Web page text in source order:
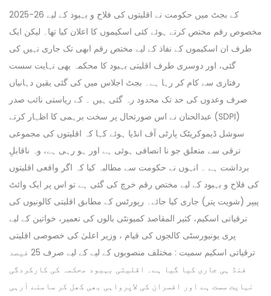
2025-26 کے بجٹ میں حکومت نے اقلیتوں کی فلاح و بہبود کے لیے
مخصوص رقم مختص کرتے ہوئے کئی اسکیموں کا اعلان کیا تھا۔ لیکن ایک
طرف ان اسکیموں کے نفاذ کے لیے مختص رقم ابھی تک جاری نہیں کی
گئی، اور دوسری طرف اقلیتی بہبود کا محکمہ بھی نہایت سست
رفتاری سے کام کر رہا ہے۔ بجٹ اجلاس میں کی گئی یقین دہانیاں
صرف وعدوں کی حد تک محدود رہ گئی ہیں ۔ کے ریاستی نائب صدر
عبدالحنان نے اس صورتحال پر سخت برہمی کا اظہار کرتے (SDPI)
سوشل ڈیموکریٹک پارٹی آف انڈیا ہوئے کہا کہ اقلیتوں کی مجموعی
ترقی سے متعلق جو نا انصافی ہوئی ہے اور ہو رہی ہے، وہ ناقابلِ
برداشت ہے ۔ انہوں نے حکومت سے مطالبہ کیا کہ اگر واقعی اقلیتوں
کی فلاح و بہبود کے لیے مختص رقم خرچ کی گئی ہے تو اس پر ایک وائٹ
پیپر (شویت پتر) جاری کیا جائے۔ رپورٹس کے مطابق اقلیتی کالونیوں کی
ترقیاتی اسکیم، کثیر المقاصد کمیونٹی بالوں کی تعمیر، خواتین کے لیے
پری یونیورسٹی کالجوں کی قیام ، وزیر اعلیٰ کی خصوصی اقلیتی
ترقیاتی اسکیم سمیت : مختلف منصوبوں کے لیے کے لیے صرف 25 فیصد
فنڈ ہی جاری کیا گیا ہے۔ اقلیتی بہبود محکمہ کی کارکردگی
نہایت سست ہے اور افسران کی لاپرواہی بھی کھل کر سامنے آرہی